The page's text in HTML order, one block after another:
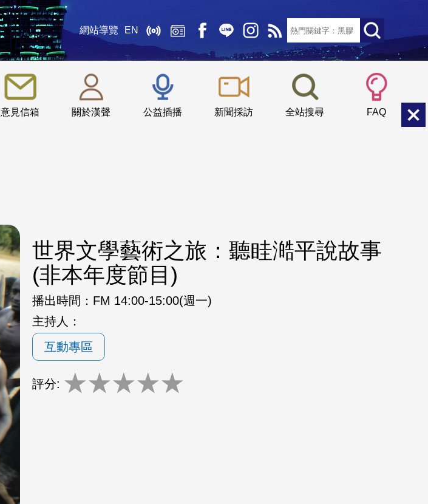
網站導覽 EN
意見信箱 關於漢聲 公益插播 新聞採訪 全站搜尋 FAQ
::: 小 中
世界文學藝術之旅：聽眭澔平說故事
(非本年度節目)
播出時間： FM 14:00-15:00(週一)
主持人：
互動專區
評分: ★★★★★